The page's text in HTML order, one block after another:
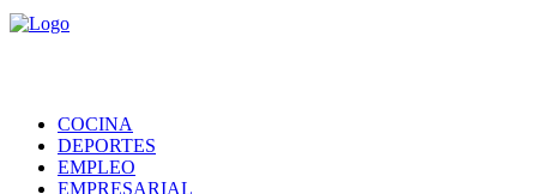
COCINA
DEPORTES
EMPLEO
EMPRESARIAL